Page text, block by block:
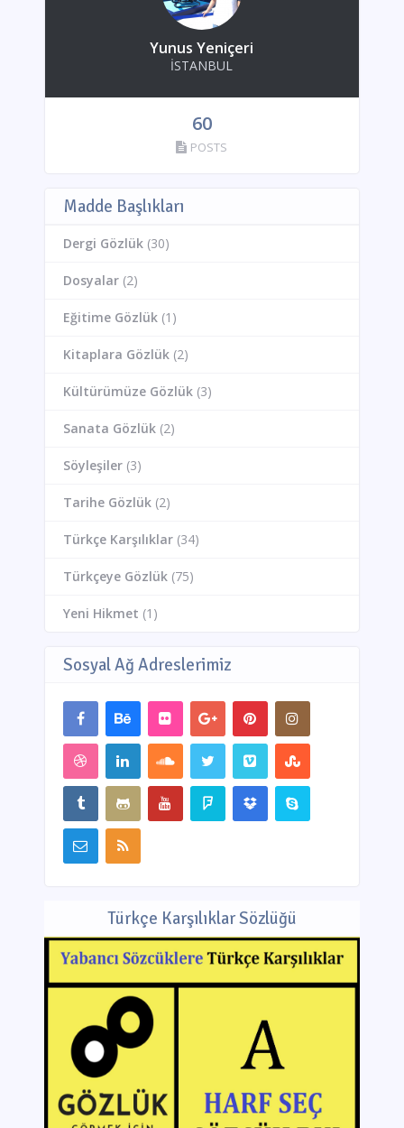
Yunus Yeniçeri
İSTANBUL
60
POSTS
Madde Başlıkları
Dergi Gözlük(30)
Dosyalar(2)
Eğitime Gözlük(1)
Kitaplara Gözlük(2)
Kültürümüze Gözlük(3)
Sanata Gözlük(2)
Söyleşiler(3)
Tarihe Gözlük(2)
Türkçe Karşılıklar(34)
Türkçeye Gözlük(75)
Yeni Hikmet (1)
Sosyal Ağ Adreslerimiz
Türkçe Karşılıklar Sözlüğü